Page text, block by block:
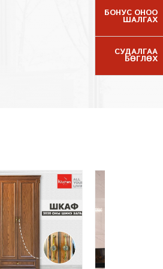
БОНУС ОНОО
ШАЛГАХ
СУДАЛГАА
БӨГЛӨХ